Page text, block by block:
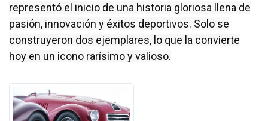
representó el inicio de una historia gloriosa llena de
pasión, innovación y éxitos deportivos. Solo se
construyeron dos ejemplares, lo que la convierte
hoy en un icono rarísimo y valioso.